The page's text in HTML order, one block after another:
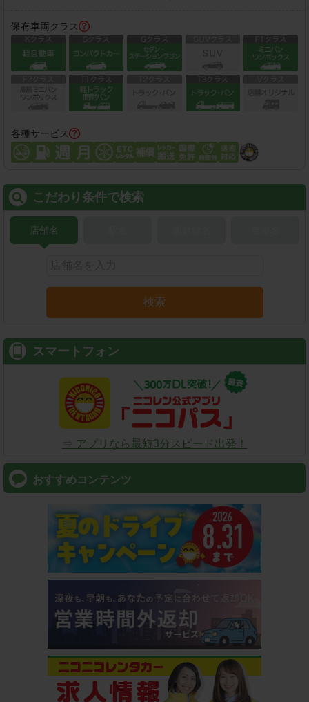
保有車両クラス
各種サービス
こだわり条件で検索
店舗名
検索
スマートフォン
⇒ アプリなら最短3分スピード出発！
おすすめコンテンツ